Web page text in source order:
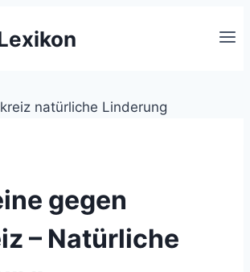
gegen
– Natürliche